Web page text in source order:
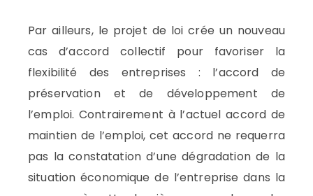
Par ailleurs, le projet de loi crée un nouveau
cas d’accord collectif pour favoriser la
flexibilité des entreprises : l’accord de
préservation et de développement de
l’emploi. Contrairement à l’actuel accord de
maintien de l’emploi, cet accord ne requerra
pas la constatation d’une dégradation de la
situation économique de l’entreprise dans la